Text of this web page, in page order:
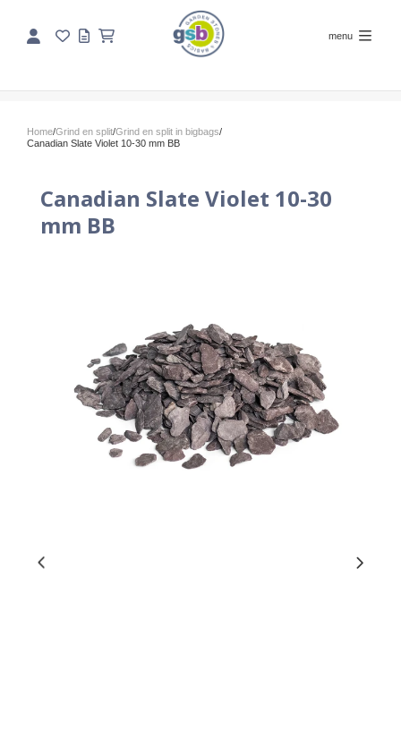
menu
Home/Grind en split/Grind en split in bigbags/
Canadian Slate Violet 10-30 mm BB
Canadian Slate Violet 10-30
mm BB